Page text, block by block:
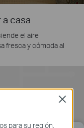
casa
el aire
fresca y cómoda al
para su región.
Close